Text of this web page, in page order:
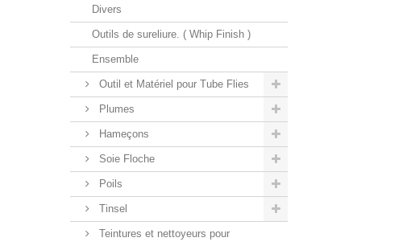
Divers
Outils de sureliure. ( Whip Finish )
Ensemble
Outil et Matériel pour Tube Flies
Plumes
Hameçons
Soie Floche
Poils
Tinsel
Teintures et nettoyeurs pour